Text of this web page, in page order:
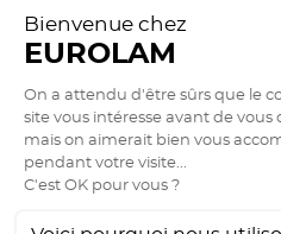
Inscrivez-vous à notre newsletter
actualtiés et bons plans.
Je m’inscris à la
Adresse e-mail *
9.3 /10